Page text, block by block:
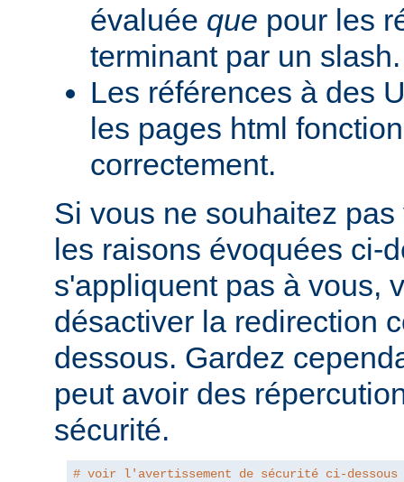
évaluée que pour les
terminant par un slash.
Les références à des
les pages html
correctement.
Si vous ne souhaitez
les raisons évoquées ci-
s'appliquent pas à vous,
désactiver la redirection
dessous. Gardez
peut avoir des
sécurité.
# voir l'avertissement de sécurité ci-